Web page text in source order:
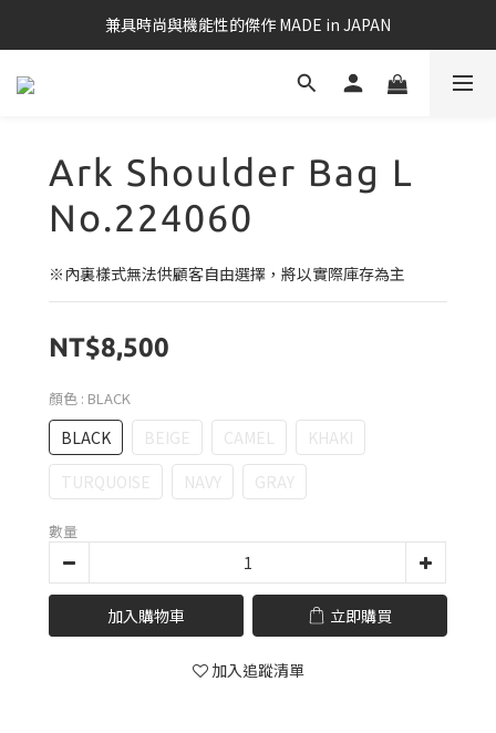
兼具時尚與機能性的傑作 MADE in JAPAN
Ark Shoulder Bag L
No.224060
※內裏樣式無法供顧客自由選擇，將以實際庫存為主
NT$8,500
顏色 : BLACK
BLACK BEIGE CAMEL
KHAKI
TURQUOISE
NAVY GRAY
數量
加入購物車 立即購買
加入追蹤清單